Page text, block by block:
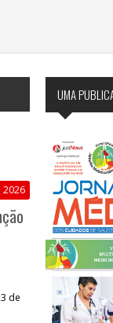
de
UMA